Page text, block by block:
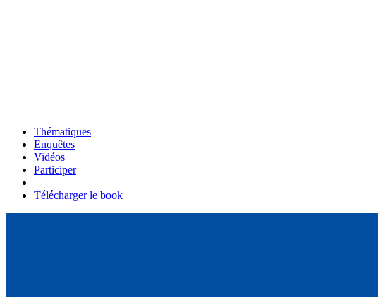
Thématiques
Enquêtes
Vidéos
Participer
Télécharger le book